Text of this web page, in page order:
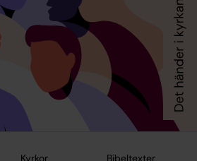
Kyrkor Bibeltexter